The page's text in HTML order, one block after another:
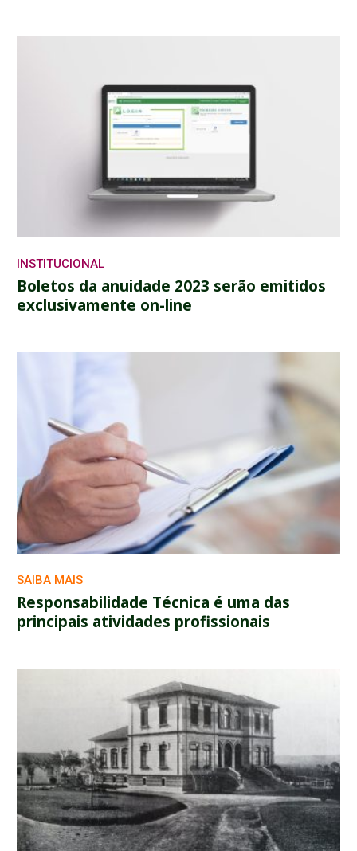
INSTITUCIONAL
Boletos da anuidade 2023 serão emitidos
exclusivamente on-line
SAIBA MAIS
Responsabilidade Técnica é uma das
principais atividades profissionais